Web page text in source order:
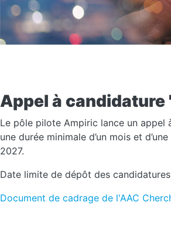
Appel à
Le pôle pilote Ampiric lance un appel
une durée minimale d’un mois et
2027.
Date limite de dépôt des
Document de cadrage de l'AAC